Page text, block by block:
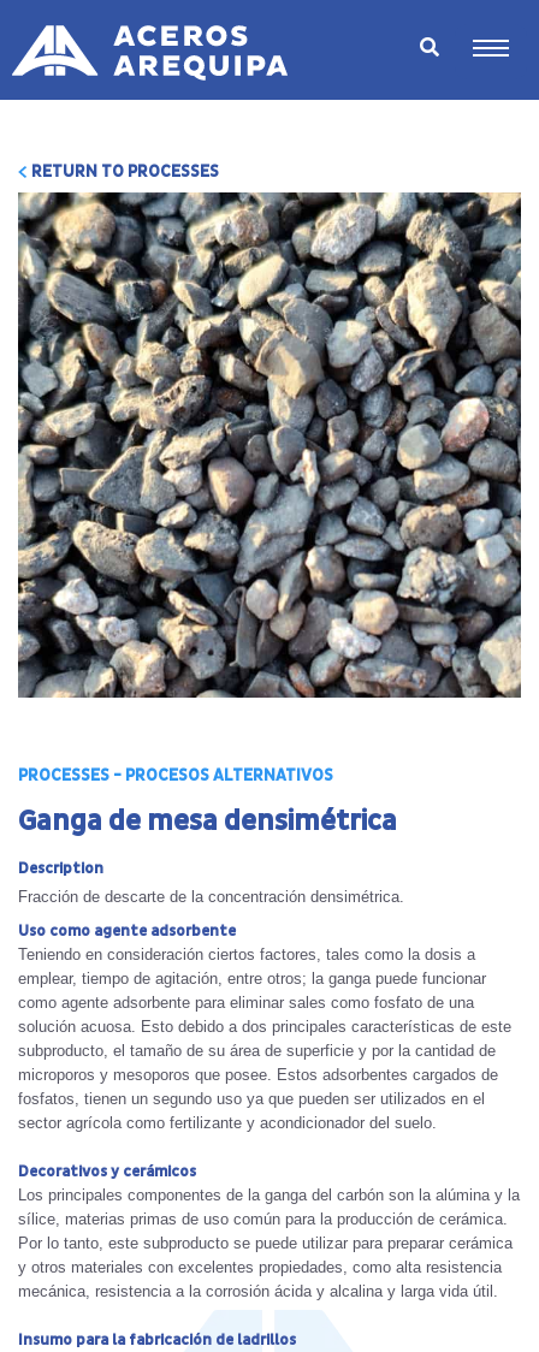
RETURN TO PROCESSES
PROCESSES - PROCESOS ALTERNATIVOS
Ganga de mesa densimétrica
Description
Fracción de descarte de la concentración densimétrica.
Uso como agente adsorbente
Teniendo en consideración ciertos factores, tales como la dosis a
emplear, tiempo de agitación, entre otros; la ganga puede funcionar
como agente adsorbente para eliminar sales como fosfato de una
solución acuosa. Esto debido a dos principales características de este
subproducto, el tamaño de su área de superficie y por la cantidad de
microporos y mesoporos que posee. Estos adsorbentes cargados de
fosfatos, tienen un segundo uso ya que pueden ser utilizados en el
sector agrícola como fertilizante y acondicionador del suelo.
Decorativos y cerámicos
Los principales componentes de la ganga del carbón son la alúmina y la
sílice, materias primas de uso común para la producción de cerámica.
Por lo tanto, este subproducto se puede utilizar para preparar cerámica
y otros materiales con excelentes propiedades, como alta resistencia
mecánica, resistencia a la corrosión ácida y alcalina y larga vida útil.
Insumo para la fabricación de ladrillos